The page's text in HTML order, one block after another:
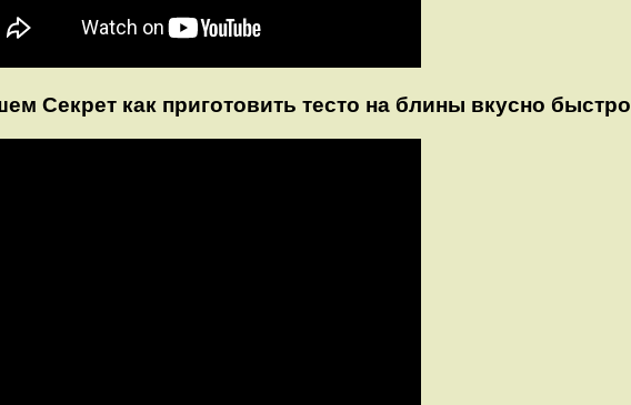
Секрет как приготовить тесто на блины вкусно быстро